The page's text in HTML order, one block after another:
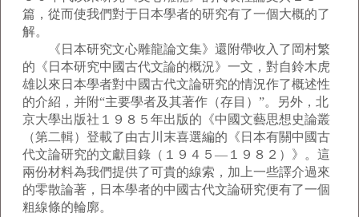
篇，從而使我們對于日本學者的研究有了一個大概的了
解。
《日本研究文心雕龍論文集》還附帶收入了岡村繁
的《日本研究中國古代文論的概況》一文，對自鈴木虎
雄以來日本學者對中國古代文論研究的情況作了概述性
的介紹，并附“主要學者及其著作（存目）”。另外，北
京大學出版社１９８５年出版的《中國文藝思想史論叢
（第二輯）登載了由古川末喜選編的《日本有關中國古
代文論研究的文獻目錄（１９４５—１９８２）》。這
兩份材料為我們提供了可貴的線索，加上一些譯介過來
的零散論著，日本學者的中國古代文論研究便有了一個
粗線條的輪廓。